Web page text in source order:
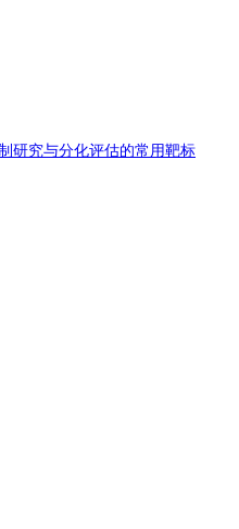
研究与分化评估的常用靶标